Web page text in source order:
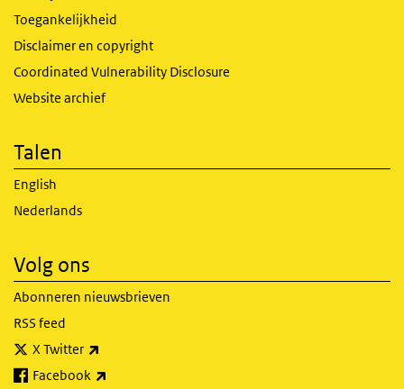
Toegankelijkheid
Disclaimer en copyright
Coordinated Vulnerability Disclosure
Website archief
Talen
English
Nederlands
Volg ons
Abonneren nieuwsbrieven
RSS feed
X Twitter
Facebook